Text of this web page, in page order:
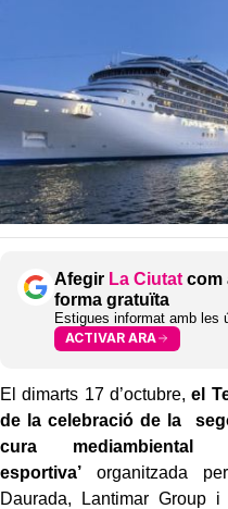
Afegir La Ciutat com
forma gratuïta
Estigues informat amb les
ACTIVAR ARA
El dimarts 17 d’octubre,el
de la celebració de la
cura
esportiva’ organitzada
Daurada, Lantimar Group